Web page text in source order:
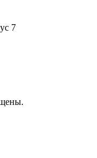
7